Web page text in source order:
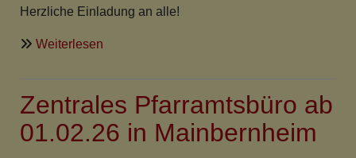
Herzliche Einladung an alle!
Weiterlesen
wetterbedingt
ev.
Zentrales Pfarramtsbüro ab
01.02.26 in Mainbernheim